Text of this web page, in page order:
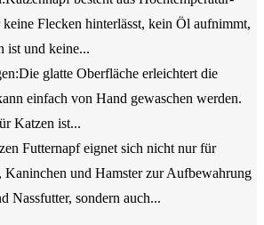
Flecken hinterlässt, kein Öl aufnimmt,
ist und keine...
glatte Oberfläche erleichtert die
einfach von Hand gewaschen werden.
Katzen ist...
Futternapf eignet sich nicht nur für
Kaninchen und Hamster zur Aufbewahrung
Nassfutter, sondern auch...